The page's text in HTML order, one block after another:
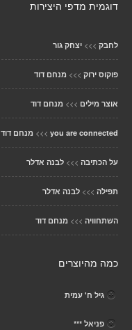
דוגמית מדפי היצירות
לחבק >>> יצחק גור
פוקוס ירוק >>> מנחם דוד
אוצר מילים >>> מנחם דוד
you are connected
>>> מנחם דוד
על הכתיבה >>> לבנה אדלר
תפילה >>> לבנה אדלר
השתחוויה >>> מנחם דוד
כמה מהיוצרים
גיל ח' עמית
פניאל ***